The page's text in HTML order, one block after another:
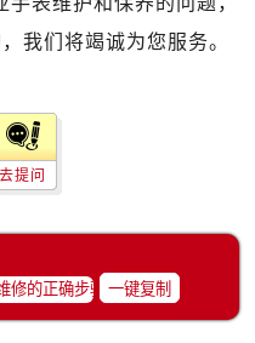
我们将竭诚为您服务。
去提问
一键复制